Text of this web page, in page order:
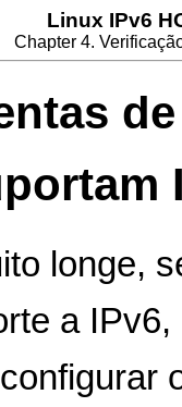
Linux IPv6
Chapter 4.
longe,
a